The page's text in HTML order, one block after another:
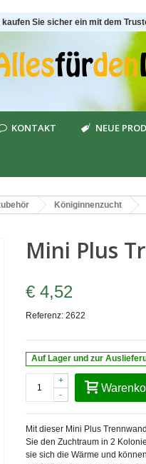
Sie sicher ein mit dem
KONTAKT NEUE
Königinnenzucht
Mini Plus
€ 4,52
Referenz: 2622
Auf Lager und zur
-
+
Mit dieser Mini Plus
Sie den Zuchtraum in 2
sie sich die Wärme und